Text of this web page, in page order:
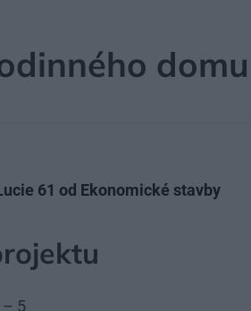
61 od Ekonomické stavby
– 5